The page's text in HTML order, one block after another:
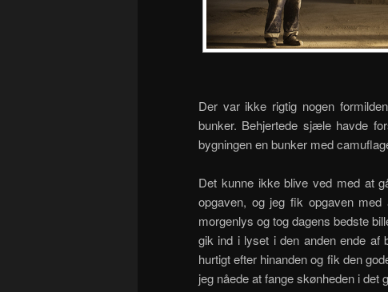
Der var ikke rigtig nogen
bunker. Behjertede sjæle havde
bygningen en bunker med
Det kunne ikke blive ved med at
opgaven, og jeg fik opgaven
morgenlys og tog dagens bedste
gik ind i lyset i den anden ende af
hurtigt efter hinanden og fik den
jeg nåede at fange skønheden i det